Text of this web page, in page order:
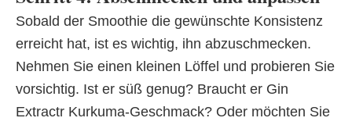
Sobald der Smoothie die gewünschte Konsistenz
erreicht hat, ist es wichtig, ihn abzuschmecken.
Nehmen Sie einen kleinen Löffel und probieren Sie
vorsichtig. Ist er süß genug? Braucht er Gin
Extractr Kurkuma-Geschmack? Oder möchten Sie